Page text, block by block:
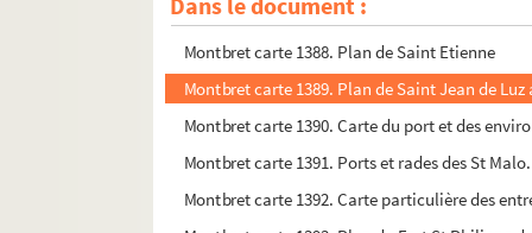
Montbret carte 1387. Citta di Roma con tutte
Montbret carte 1388. Plan de Saint Etienne
Montbret carte 1389. Plan de Saint Jean de
Montbret carte 1390. Carte du port et des
Montbret carte 1391. Ports et rades des St
Montbret carte 1392. Carte particulière des